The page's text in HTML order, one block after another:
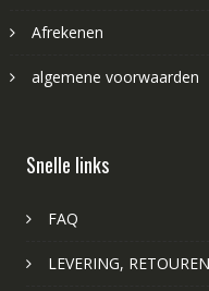
Afrekenen
algemene voorwaarden
Snelle links
FAQ
LEVERING,